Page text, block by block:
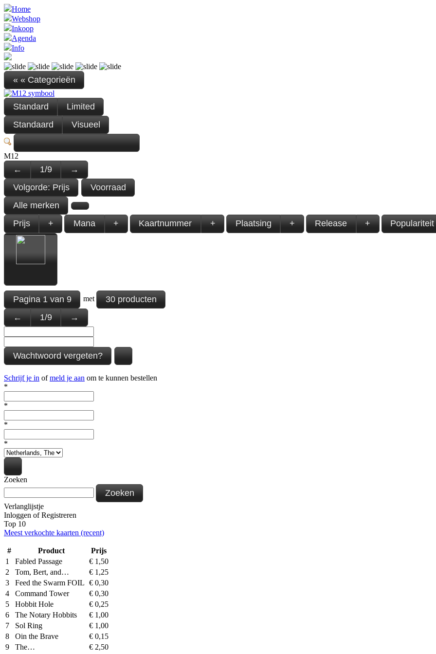
Home
Webshop
Inkoop
Agenda
Info
« « Categorieën
Standard
Limited
Standaard
Visueel
M12
← 1/9
→
Volgorde: Prijs
Voorraad
Alle merken
Prijs
+ Mana + Kaartnummer + Plaatsing + Release + Populariteit
Pagina1van9 met
30 producten
←
1/9 →
Wachtwoord vergeten?
Schrijf je in ofmeld je aan om te kunnen bestellen
*
*
*
*
Zoeken
Zoeken
Verlanglijstje
Inloggen ofRegistreren
Top 10
Meest verkochte kaarten (recent)
# Product
Prijs
1
Fabled Passage € 1,50
2
Tom, Bert, and… € 1,25
3
Feed the Swarm FOIL € 0,30
4
Command Tower € 0,30
5
Hobbit Hole € 0,25
6
The Notary Hobbits € 1,00
7
Sol Ring € 1,00
8
Oin the Brave € 0,15
9
The… € 2,50